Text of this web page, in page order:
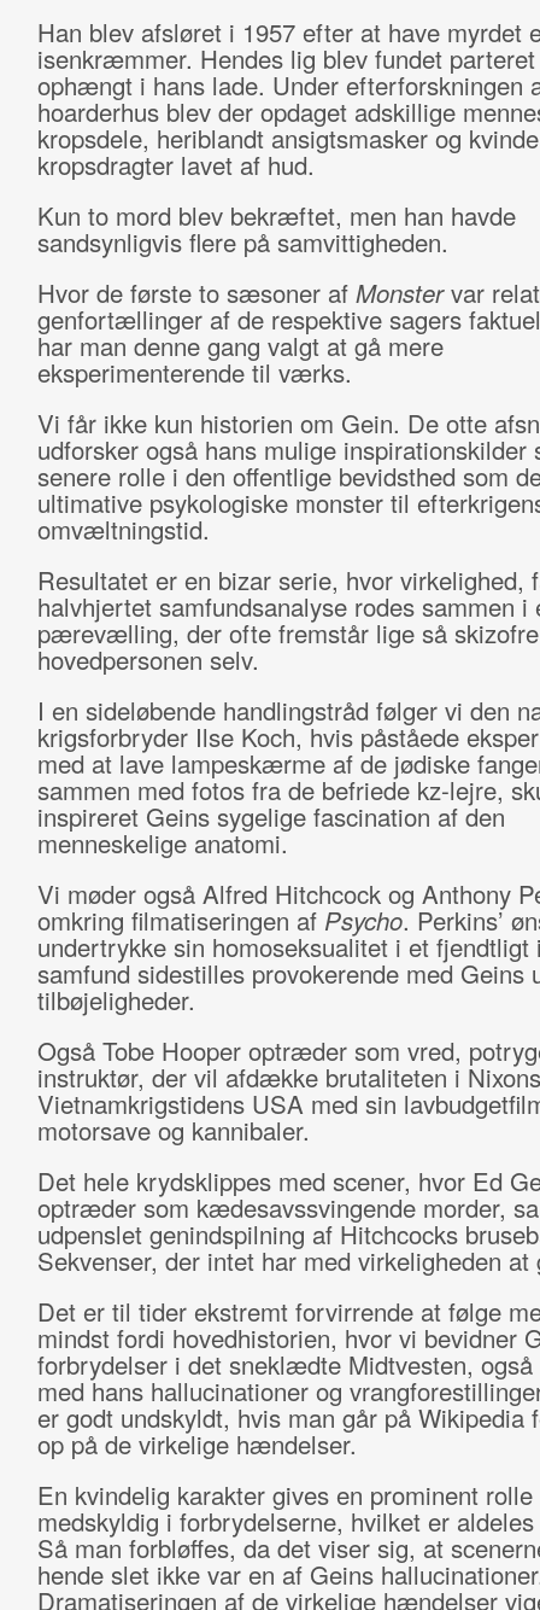
Han blev afsløret i 1957 efter at have myrdet
isenkræmmer. Hendes lig blev fundet
ophængt i hans lade. Under efterforskningen
hoarderhus blev der opdaget adskillige
kropsdele, heriblandt ansigtsmasker og
kropsdragter lavet af hud.
Kun to mord blev bekræftet, men han havde
sandsynligvis flere på samvittigheden.
Hvor de første to sæsoner af Monstervar
genfortællinger af de respektive sagers
har man denne gang valgt at gå mere
eksperimenterende til værks.
Vi får ikke kun historien om Gein. De otte
udforsker også hans mulige inspirationskilder
senere rolle i den offentlige bevidsthed som
ultimative psykologiske monster til
omvæltningstid.
Resultatet er en bizar serie, hvor virkelighed,
halvhjertet samfundsanalyse rodes sammen i
pærevælling, der ofte fremstår lige så
hovedpersonen selv.
I en sideløbende handlingstråd følger vi den
krigsforbryder Ilse Koch, hvis påståede
med at lave lampeskærme af de jødiske
sammen med fotos fra de befriede kz-lejre,
inspireret Geins sygelige fascination af den
menneskelige anatomi.
Vi møder også Alfred Hitchcock og Anthony
omkring filmatiseringen af Psycho. Perkins’
undertrykke sin homoseksualitet i et fjendtligt
samfund sidestilles provokerende med Geins
tilbøjeligheder.
Også Tobe Hooper optræder som vred,
instruktør, der vil afdække brutaliteten i
Vietnamkrigstidens USA med sin
motorsave og kannibaler.
Det hele krydsklippes med scener, hvor Ed
optræder som kædesavssvingende morder,
udpenslet genindspilning af Hitchcocks
Sekvenser, der intet har med virkeligheden at
Det er til tider ekstremt forvirrende at følge
mindst fordi hovedhistorien, hvor vi bevidner
forbrydelser i det sneklædte Midtvesten, også
med hans hallucinationer og
er godt undskyldt, hvis man går på
op på de virkelige hændelser.
En kvindelig karakter gives en prominent rolle
medskyldig i forbrydelserne, hvilket er
Så man forbløffes, da det viser sig, at
hende slet ikke var en af Geins
Dramatiseringen af de virkelige hændelser